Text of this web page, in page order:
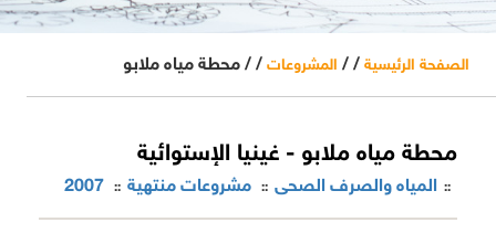
الصفحة الرئيسية / / المشروعات / / محطة مياه ملابو
محطة مياه ملابو - غينيا الإستوائية
2007 :: مشروعات منتهية:: المياه والصرف الصحى ::